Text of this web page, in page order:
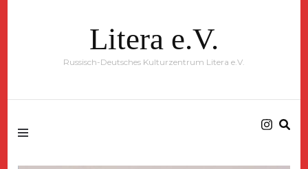
Litera e.V.
Russisch-Deutsches Kulturzentrum Litera e.V.